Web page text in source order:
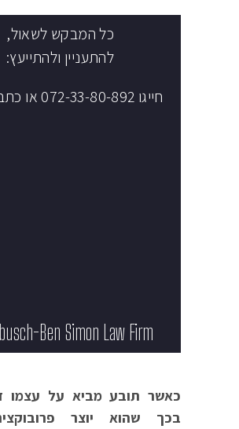
כל המבקש לשאול,
להתעניין ולהתייעץ:
חייגו 072-33-80-892 או כתבו אלינו:
Ben Simon Law Firm​
כאשר תובע מביא על עצמו
בכך שהוא יוצר